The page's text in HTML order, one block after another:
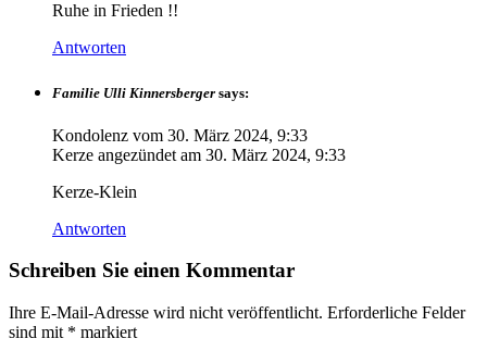
Ruhe in Frieden !!
Antworten
Familie Ulli Kinnersberger says:
Kondolenz vom 30. März 2024, 9:33
Kerze angezündet am 30. März 2024, 9:33
Kerze-Klein
Antworten
Schreiben Sie einen Kommentar
Ihre E-Mail-Adresse wird nicht veröffentlicht. Erforderliche Felder
sind mit * markiert